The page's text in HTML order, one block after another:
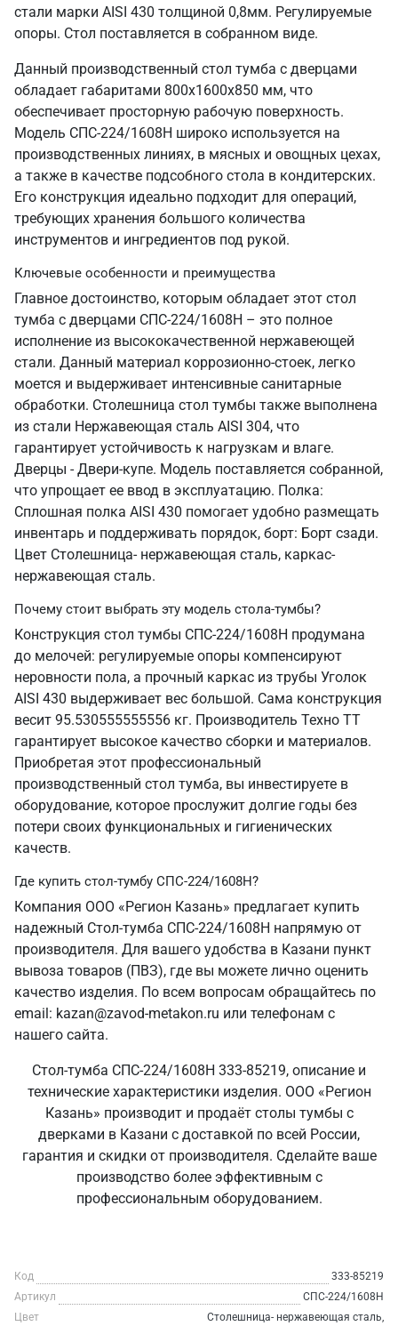
стали марки AISI 430 толщиной 0,8мм. Регулируемые
опоры. Стол поставляется в собранном виде.
Данный производственный стол тумба с дверцами
обладает габаритами 800х1600х850 мм, что
обеспечивает просторную рабочую поверхность.
Модель СПС-224/1608Н широко используется на
производственных линиях, в мясных и овощных цехах,
а также в качестве подсобного стола в кондитерских.
Его конструкция идеально подходит для операций,
требующих хранения большого количества
инструментов и ингредиентов под рукой.
Ключевые особенности и преимущества
Главное достоинство, которым обладает этот стол
тумба с дверцами СПС-224/1608Н – это полное
исполнение из высококачественной нержавеющей
стали. Данный материал коррозионно-стоек, легко
моется и выдерживает интенсивные санитарные
обработки. Столешница стол тумбы также выполнена
из стали Нержавеющая сталь AISI 304, что
гарантирует устойчивость к нагрузкам и влаге.
Дверцы - Двери-купе. Модель поставляется собранной,
что упрощает ее ввод в эксплуатацию. Полка:
Сплошная полка AISI 430 помогает удобно размещать
инвентарь и поддерживать порядок, борт: Борт сзади.
Цвет Столешница- нержавеющая сталь, каркас-
нержавеющая сталь.
Почему стоит выбрать эту модель стола-тумбы?
Конструкция стол тумбы СПС-224/1608Н продумана
до мелочей: регулируемые опоры компенсируют
неровности пола, а прочный каркас из трубы Уголок
AISI 430 выдерживает вес большой. Сама конструкция
весит 95.530555555556 кг. Производитель Техно ТТ
гарантирует высокое качество сборки и материалов.
Приобретая этот профессиональный
производственный стол тумба, вы инвестируете в
оборудование, которое прослужит долгие годы без
потери своих функциональных и гигиенических
качеств.
Где купить стол-тумбу СПС-224/1608Н?
Компания ООО «Регион Казань» предлагает купить
надежный Стол-тумба СПС-224/1608Н напрямую от
производителя. Для вашего удобства в Казани пункт
вывоза товаров (ПВЗ), где вы можете лично оценить
качество изделия. По всем вопросам обращайтесь по
email: kazan@zavod-metakon.ru или телефонам с
нашего сайта.
Стол-тумба СПС-224/1608Н 333-85219, описание и
технические характеристики изделия. ООО «Регион
Казань» производит и продаёт столы тумбы с
дверками в Казани с доставкой по всей России,
гарантия и скидки от производителя. Сделайте ваше
производство более эффективным с
профессиональным оборудованием.
Код
333-85219
Артикул
СПС-224/1608Н
Цвет
Столешница- нержавеющая сталь,